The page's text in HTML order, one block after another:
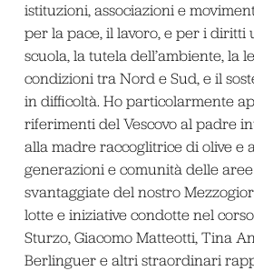
istituzioni, associazioni e
per la pace, il lavoro, e per i diritti
scuola, la tutela dell’ambiente, la
condizioni tra Nord e Sud, e il
in difficoltà. Ho particolarmente
riferimenti del Vescovo al padre
alla madre raccoglitrice di olive e
generazioni e comunità delle
svantaggiate del nostro
lotte e iniziative condotte nel
Sturzo, Giacomo Matteotti, Tina
Berlinguer e altri straordinari